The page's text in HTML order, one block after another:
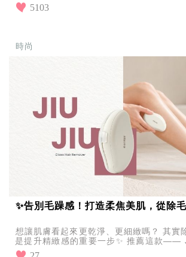
5103
時尚
✨告別毛躁感！打造柔焦美肌，從除
想讓肌膚看起來更乾淨、更細緻嗎？ 其實
是提升精緻感的重要一步✨ 推薦這款——
淨膚除毛器 不只是除毛，更是讓肌膚看起來
27